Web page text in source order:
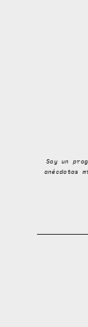
Soy un
anécdotas